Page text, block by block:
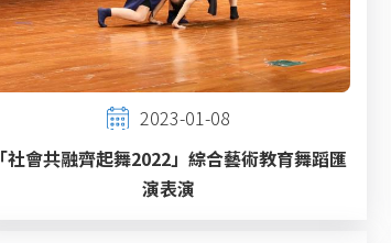
2023-01-08
「社會共融齊起舞2022」綜合藝術教育舞蹈匯
演表演